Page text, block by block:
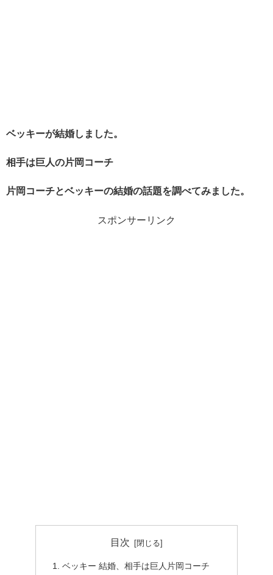
ベッキーが結婚しました。
相手は巨人の片岡コーチ
片岡コーチとベッキーの結婚の話題を調べてみました。
スポンサーリンク
目次
ベッキー 結婚、相手は巨人片岡コーチ